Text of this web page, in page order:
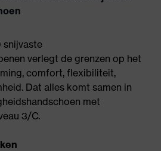
snijvaste
verlegt de grenzen op het
comfort, flexibiliteit,
Dat alles komt samen in
met
3/C.